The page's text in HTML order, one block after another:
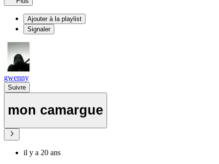
Ajouter à la playlist
Signaler
gwenny
Suivre
mon camargue
il y a 20 ans